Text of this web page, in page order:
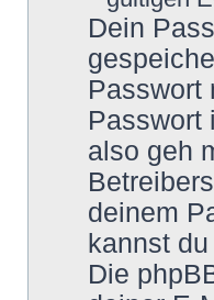
Dein
Passwort
Passwort
also geh
deinem
kannst
Die